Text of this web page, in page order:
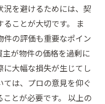
況を避けるためには、契
ことが大切です。 ま
件の評価も重要なポイン
主が物件の価格を過剰に
大幅な損失が生じてし
ては、プロの意見を仰ぐ
とが必要です。 以上の